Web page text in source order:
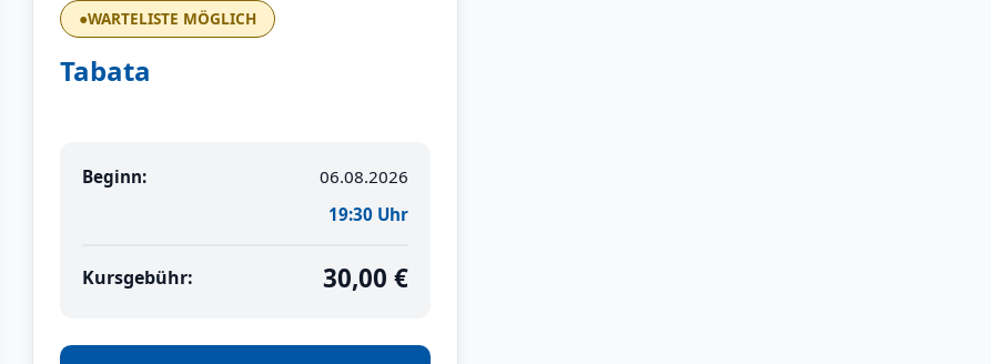
●WARTELISTE MÖGLICH
Tabata
Beginn:
06.08.2026
19:30 Uhr
Kursgebühr: 30,00 €